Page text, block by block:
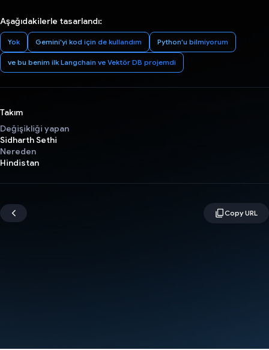
Aşağıdakilerle tasarlandı:
Yok Gemini'yi kod için de kullandım Python'u bilmiyorum
ve bu benim ilk Langchain ve Vektör DB projemdi
Takım
Değişikliği yapan
Sidharth Sethi
Nereden
Hindistan